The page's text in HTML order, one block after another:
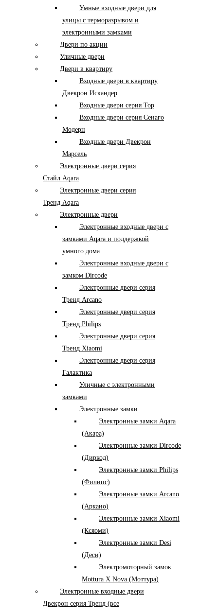
Умные входные двери для
улицы с терморазрывом и
электронными замками
Двери по акции
Уличные двери
Двери в квартиру
Входные двери в квартиру
Двекрон Искандер
Входные двери серия Тор
Входные двери серия Сенаго
Модерн
Входные двери Двекрон
Марсель
Электронные двери серия
Стайл Aqara
Электронные двери серия
Тренд Aqara
Электронные двери
Электронные входные двери с
замками Aqara и поддержкой
умного дома
Электронные входные двери с
замком Dircode
Электронные двери серия
Тренд Arcano
Электронные двери серия
Тренд Philips
Электронные двери серия
Тренд Xiaomi
Электронные двери серия
Галактика
Уличные с электронными
замками
Электронные замки
Электронные замки Aqara
(Акара)
Электронные замки Dircode
(Диркод)
Электронные замки Philips
(Филипс)
Электронные замки Arcano
(Аркано)
Электронные замки Xiaomi
(Ксяоми)
Электронные замки Desi
(Деси)
Электромоторный замок
Mottura X Nova (Моттура)
Электронные входные двери
Двекрон серия Тренд (все